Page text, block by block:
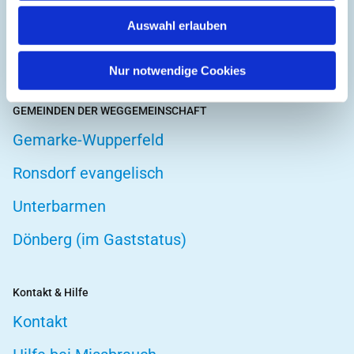
Auswahl erlauben
Nur notwendige Cookies
Telefonseelsorge
GEMEINDEN DER WEGGEMEINSCHAFT
Gemarke-Wupperfeld
Ronsdorf evangelisch
Unterbarmen
Dönberg (im Gaststatus)
Kontakt & Hilfe
Kontakt